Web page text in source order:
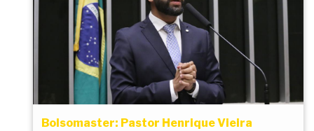
Bolsomaster: Pastor Henrique Vieira